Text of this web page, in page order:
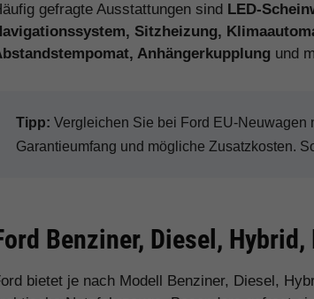
gefragte Ausstattungen sind LED-
Sitzheizung,
Anhängerkupplung und
Tipp: Vergleichen Sie bei Ford EU-Neuwagen
Garantieumfang und mögliche Zusatzkosten.
Benziner, Diesel,
bietet je nach Modell Benziner, Diesel,